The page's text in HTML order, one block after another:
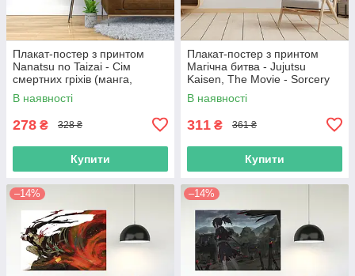
Плакат-постер з принтом
Nanatsu no Taizai - Сім
смертних гріхів (манга,
аніме)
В наявності
278 ₴ 328 ₴
Купити
Плакат-постер з принтом
Магічна битва - Jujutsu
Kaisen, The Movie - Sorcery
Fight - Оккоцу Юта - Ріка
Орімото 11
В наявності
311 ₴ 361 ₴
Купити
–14% –14%